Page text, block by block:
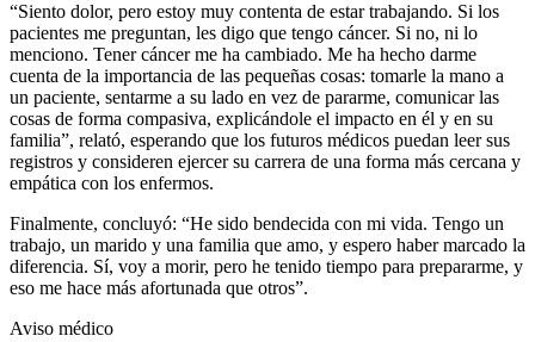
“Siento dolor, pero estoy muy contenta de estar trabajando. Si los
pacientes me preguntan, les digo que tengo cáncer. Si no, ni lo
menciono. Tener cáncer me ha cambiado. Me ha hecho darme
cuenta de la importancia de las pequeñas cosas: tomarle la mano a
un paciente, sentarme a su lado en vez de pararme, comunicar las
cosas de forma compasiva, explicándole el impacto en él y en su
familia”, relató, esperando que los futuros médicos puedan leer sus
registros y consideren ejercer su carrera de una forma más cercana y
empática con los enfermos.
Finalmente, concluyó: “He sido bendecida con mi vida. Tengo un
trabajo, un marido y una familia que amo, y espero haber marcado la
diferencia. Sí, voy a morir, pero he tenido tiempo para prepararme, y
eso me hace más afortunada que otros”.
Aviso médico